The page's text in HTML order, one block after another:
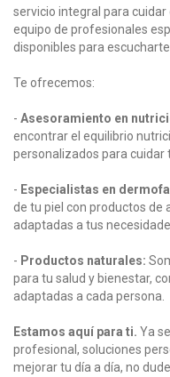
servicio integral para cuidar
equipo de profesionales
disponibles para
Te ofrecemos:
- Asesoramiento en
encontrar el equilibrio
personalizados para cuidar
- Especialistas en
de tu piel con productos de
adaptadas a tus
- Productos naturales:
para tu salud y bienestar,
adaptadas a cada persona.
Estamos aquí para ti. Ya
profesional, soluciones
mejorar tu día a día, no